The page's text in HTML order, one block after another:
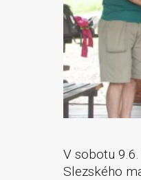
V sobotu
Slezského